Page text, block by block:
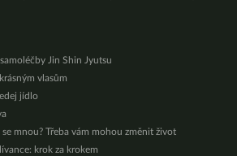
Jin Shin Jyutsu
vlasům
jídlo
mnou? Třeba vám mohou změnit život
krok za krokem